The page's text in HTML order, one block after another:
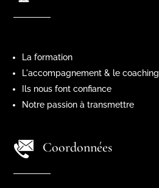
La formation
L'accompagnement & le coaching
Ils nous font confiance
Notre passion à transmettre
Coordonnées